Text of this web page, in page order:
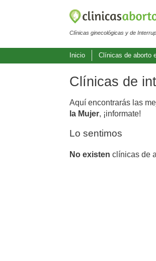
Clínicas ginecológicas y de
Inicio Clínicas de aborto
Clínicas de
Aquí encontrarás las
la Mujer, ¡informate!
Lo sentimos
No existen clínicas de